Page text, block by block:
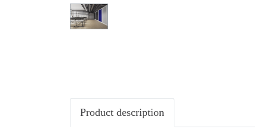
Product description